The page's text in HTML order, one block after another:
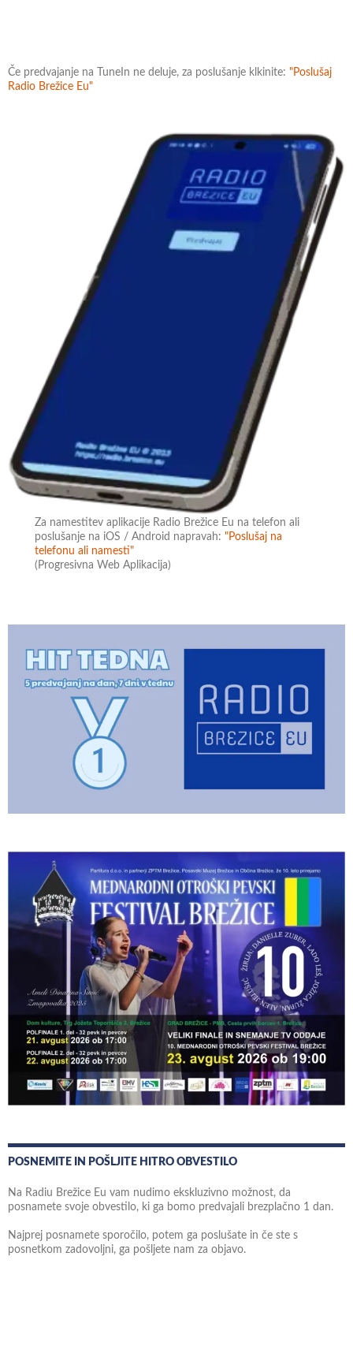
Če predvajanje na TuneIn ne deluje, za poslušanje klkinite: "Poslušaj
Radio Brežice Eu"
Za namestitev aplikacije Radio Brežice Eu na telefon ali
poslušanje na iOS / Android napravah:"Poslušaj na
telefonu ali namesti"
(Progresivna Web Aplikacija)
POSNEMITE IN POŠLJITE HITRO OBVESTILO
Na Radiu Brežice Eu vam nudimo ekskluzivno možnost, da
posnamete svoje obvestilo, ki ga bomo predvajali brezplačno 1 dan.
Najprej posnamete sporočilo, potem ga poslušate in če ste s
posnetkom zadovoljni, ga pošljete nam za objavo.